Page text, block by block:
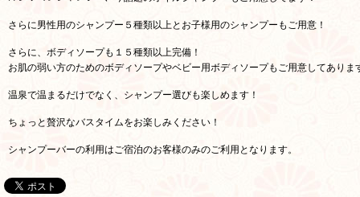
さらに男性用のシャンプー５種類以上とお子様用のシャンプーもご用意！
さらに、ボディソープも１５種類以上完備！
お肌の弱い方のためのボディソープやベビー用ボディソープもご用意してありま
温泉で温まるだけでなく、シャンプー選びも楽しめます！
ちょっと贅沢なバスタイムをお楽しみください！
シャンプーバーの利用はご宿泊のお客様のみのご利用となります。